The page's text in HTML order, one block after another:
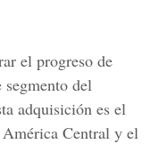
el progreso de
segmento del
adquisición es el
Central y el